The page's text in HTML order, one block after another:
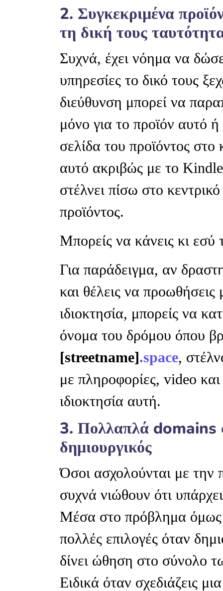
2. Συγκεκριμένα
τη δική τους
Συχνά, έχει νόημα να
υπηρεσίες το δικό τους
διεύθυνση μπορεί να
μόνο για το προϊόν αυτό
σελίδα του προϊόντος
αυτό ακριβώς με το
στέλνει πίσω στο
προϊόντος.
Μπορείς να κάνεις κι εσύ
Για παράδειγμα, αν
και θέλεις να
ιδιοκτησία, μπορείς να
όνομα του δρόμου όπου
[streetname].space,
με πληροφορίες, video
ιδιοκτησία αυτή.
3. Πολλαπλά domains
δημιουργικός
Όσοι ασχολούνται με
συχνά νιώθουν ότι
Μέσα στο πρόβλημα όμως
πολλές επιλογές όταν
δίνει ώθηση στο σύνολο
Ειδικά όταν σχεδιάζεις